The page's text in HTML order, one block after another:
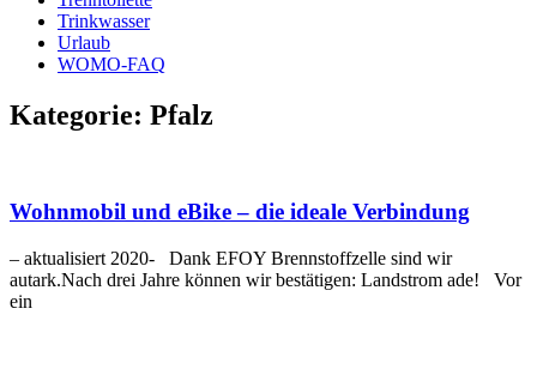
Trinkwasser
Urlaub
WOMO-FAQ
Kategorie: Pfalz
Wohnmobil und eBike – die ideale Verbindung
– aktualisiert 2020- Dank EFOY Brennstoffzelle sind wir
autark.Nach drei Jahre können wir bestätigen: Landstrom ade! Vor
ein